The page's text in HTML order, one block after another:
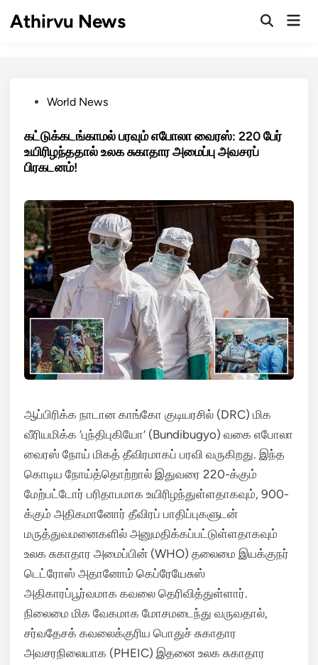
Athirvu News
OpenMain
PostedWorld News
கட்டுக்கடங்காமல் பரவும் எபோலா வைரஸ்: 220 பேர்
உயிரிழந்ததால் உலக சுகாதார அமைப்பு அவசரப்
பிரகடனம்!
ஆப்பிரிக்க நாடான காங்கோ குடியரசில் (DRC) மிக
வீரியமிக்க ‘புந்திபுகியோ’ (Bundibugyo) வகை எபோலா
வைரஸ் நோய் மிகத் தீவிரமாகப் பரவி வருகிறது. இந்த
கொடிய நோய்த்தொற்றால் இதுவரை 220-க்கும்
மேற்பட்டோர் பரிதாபமாக உயிரிழந்துள்ளதாகவும், 900-
க்கும் அதிகமானோர் தீவிரப் பாதிப்புகளுடன்
மருத்துவமனைகளில் அனுமதிக்கப்பட்டுள்ளதாகவும்
உலக சுகாதார அமைப்பின் (WHO) தலைமை இயக்குநர்
டெட்ரோஸ் அதானோம் கெப்ரேயேசுஸ்
அதிகாரப்பூர்வமாக கவலை தெரிவித்துள்ளார்.
நிலைமை மிக வேகமாக மோசமடைந்து வருவதால்,
சர்வதேசக் கவலைக்குரிய பொதுச் சுகாதார
அவசரநிலையாக (PHEIC) இதனை உலக சுகாதார